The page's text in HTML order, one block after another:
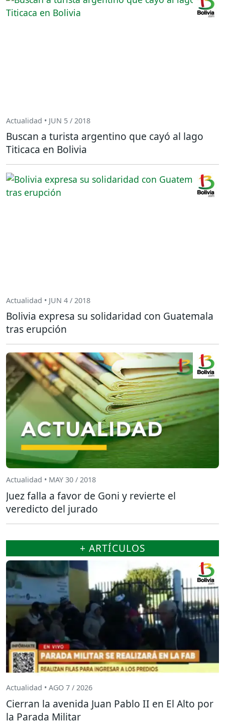
Actualidad • JUN 5 / 2018
Buscan a turista argentino que cayó al lago
Titicaca en Bolivia
Actualidad • JUN 4 / 2018
Bolivia expresa su solidaridad con Guatemala
tras erupción
Actualidad • MAY 30 / 2018
Juez falla a favor de Goni y revierte el
veredicto del jurado
+ ARTÍCULOS
Actualidad • AGO 7 / 2026
Cierran la avenida Juan Pablo II en El Alto por
la Parada Militar